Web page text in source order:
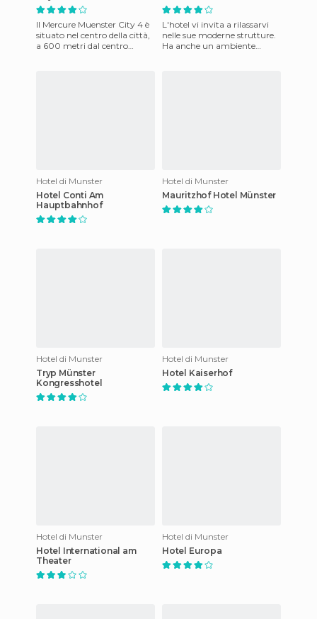
Il Mercure Muenster City 4 è
situato nel centro della città,
a 600 metri dal centro
L'hotel vi invita a rilassarvi
nelle sue moderne strutture.
Ha anche un ambiente
Hotel di Munster
Hotel Conti Am
Hauptbahnhof
Hotel di Munster
Mauritzhof Hotel Münster
Hotel di Munster
Tryp Münster
Kongresshotel
Hotel di Munster
Hotel Kaiserhof
Hotel di Munster
Hotel International am
Theater
Hotel di Munster
Hotel Europa